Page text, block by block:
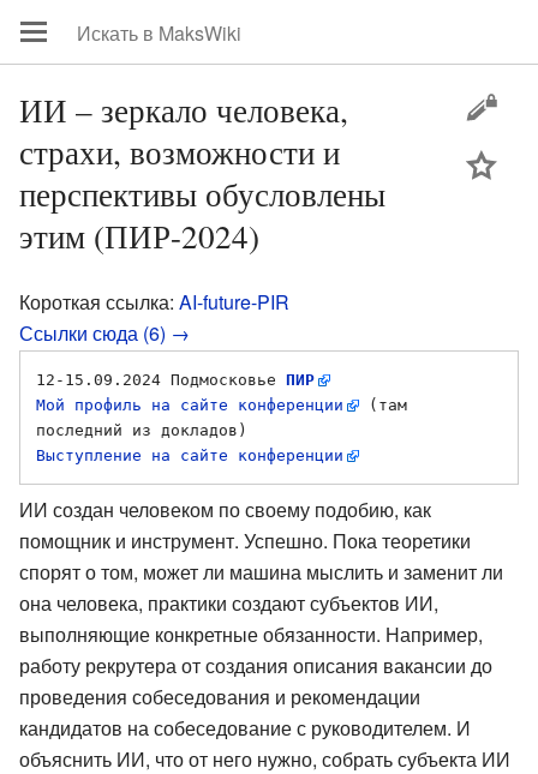
ИИ – зеркало человека,
страхи, возможности и
перспективы обусловлены
этим (ПИР-2024)
Короткая ссылка: AI-future-PIR
Ссылки сюда (6) →
12-15.09.2024 Подмосковье ПИР
Мой профиль на сайте конференции
(там
Выступление на сайте конференции
ИИ создан человеком по своему подобию, как
помощник и инструмент. Успешно. Пока теоретики
спорят о том, может ли машина мыслить и заменит ли
она человека, практики создают субъектов ИИ,
выполняющие конкретные обязанности. Например,
работу рекрутера от создания описания вакансии до
проведения собеседования и рекомендации
кандидатов на собеседование с руководителем. И
объяснить ИИ, что от него нужно, собрать субъекта ИИ